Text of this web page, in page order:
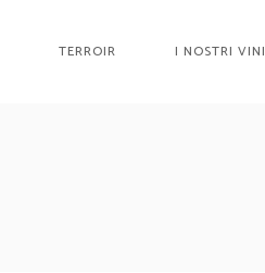
TERROIR I NOSTRI VINI